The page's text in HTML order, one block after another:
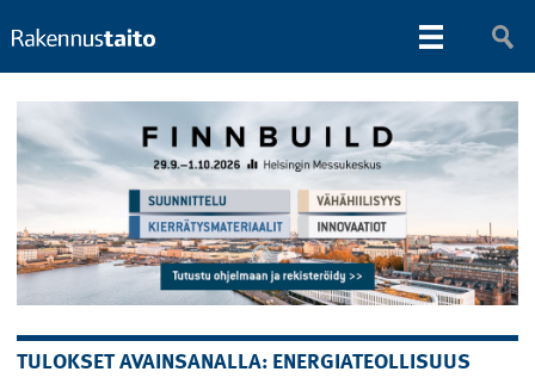
TULOKSET AVAINSANALLA: ENERGIATEOLLISUUS